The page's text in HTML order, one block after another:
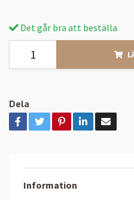
Det går bra att beställa
Dela
Information